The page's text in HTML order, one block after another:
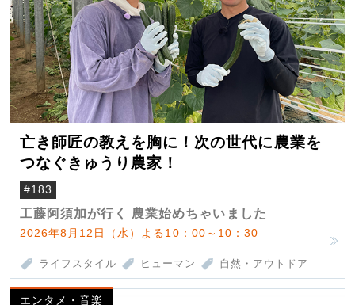
亡き師匠の教えを胸に！次の世代に農業を
つなぐきゅうり農家！
#183
工藤阿須加が行く 農業始めちゃいました
2026年8月12日（水）よる10：00～10：30
ライフスタイル ヒューマン 自然・アウトドア
エンタメ・音楽